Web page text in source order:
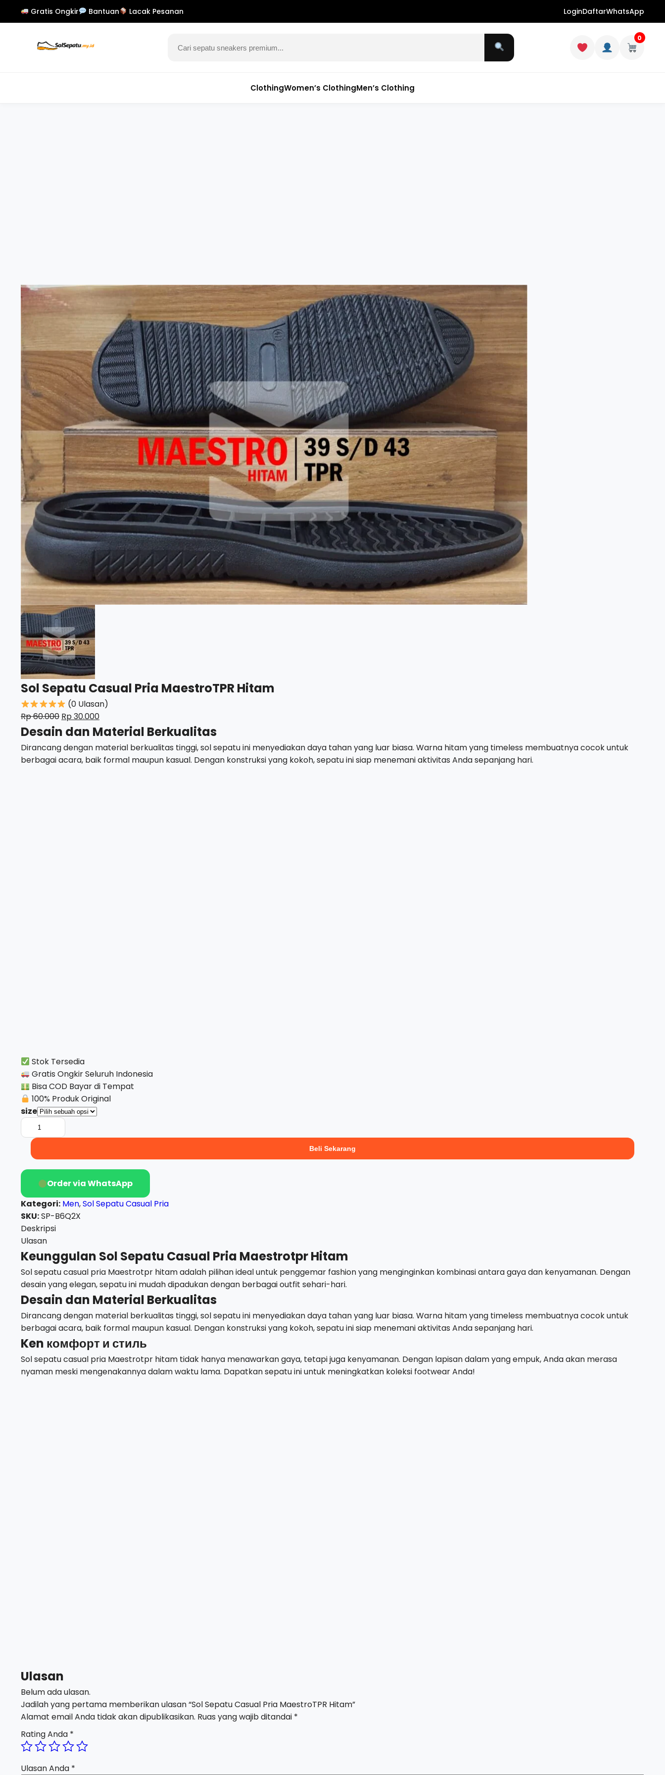
Gratis Ongkir Bantuan Lacak Pesanan LoginDaftarWhatsApp
0
ClothingWomen’s ClothingMen’s Clothing
Sol Sepatu Casual Pria MaestroTPR Hitam
(0 Ulasan)
Rp60.000 Harga
aslinya
Rp
60.000.
Rp30.000Harga
saat
adalah:
Rp
Desain dan Material Berkualitas
Dirancang dengan material berkualitas tinggi, sol sepatu ini menyediakan daya tahan yang luar biasa. Warna hitam yang timeless membuatnya cocok untuk
berbagai acara, baik formal maupun kasual. Dengan konstruksi yang kokoh, sepatu ini siap menemani aktivitas Anda sepanjang hari.
Stok Tersedia
Gratis Ongkir Seluruh Indonesia
Bisa COD Bayar di Tempat
100% Produk Original
size
Kuantitas
Sol
Sepatu
Casual
Pria
MaestroTPR
Hitam
Beli Sekarang
Order via WhatsApp
Kategori: Men,Sol Sepatu Casual Pria
SKU:SP-B6Q2X
Deskripsi
Ulasan
Keunggulan Sol Sepatu Casual Pria Maestrotpr Hitam
Sol sepatu casual pria Maestrotpr hitam adalah pilihan ideal untuk penggemar fashion yang menginginkan kombinasi antara gaya dan kenyamanan. Dengan
desain yang elegan, sepatu ini mudah dipadukan dengan berbagai outfit sehari-hari.
Desain dan Material Berkualitas
Dirancang dengan material berkualitas tinggi, sol sepatu ini menyediakan daya tahan yang luar biasa. Warna hitam yang timeless membuatnya cocok untuk
berbagai acara, baik formal maupun kasual. Dengan konstruksi yang kokoh, sepatu ini siap menemani aktivitas Anda sepanjang hari.
Ken комфорт и стиль
Sol sepatu casual pria Maestrotpr hitam tidak hanya menawarkan gaya, tetapi juga kenyamanan. Dengan lapisan dalam yang empuk, Anda akan merasa
nyaman meski mengenakannya dalam waktu lama. Dapatkan sepatu ini untuk meningkatkan koleksi footwear Anda!
Ulasan
Belum ada ulasan.
Jadilah yang pertama memberikan ulasan “Sol Sepatu Casual Pria MaestroTPR Hitam”
Alamat email Anda tidak akan dipublikasikan. Ruas yang wajib ditandai *
Rating Anda *
Ulasan Anda *